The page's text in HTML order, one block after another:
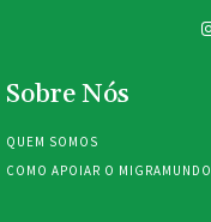
Sobre Nós
QUEM SOMOS
COMO APOIAR O MIGRAMUNDO